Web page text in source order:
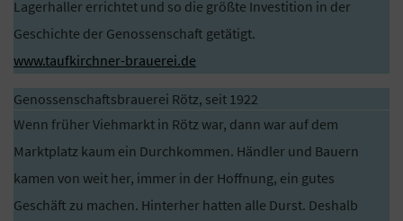
Lagerhaller errichtet und so die größte Investition in der
Geschichte der Genossenschaft getätigt.
www.taufkirchner-brauerei.de
Genossenschaftsbrauerei Rötz, seit 1922
Wenn früher Viehmarkt in Rötz war, dann war auf dem
Marktplatz kaum ein Durchkommen. Händler und Bauern
kamen von weit her, immer in der Hoffnung, ein gutes
Geschäft zu machen. Hinterher hatten alle Durst. Deshalb